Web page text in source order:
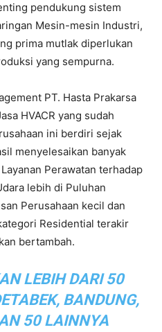
pendukung sistem
Mesin-mesin Industri,
prima mutlak diperlukan
yang sempurna.
PT. Hasta Prakarsa
HVACR yang sudah
ini berdiri sejak
menyelesaikan banyak
Perawatan terhadap
lebih di Puluhan
Perusahaan kecil dan
Residential terakir
bertambah.
LEBIH DARI 50
BANDUNG,
50 LAINNYA